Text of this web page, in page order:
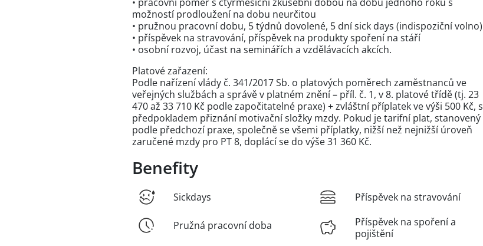
možností prodloužení na dobu neurčitou
• pružnou pracovní dobu, 5 týdnů dovolené, 5 dní sick days (indispoziční volno)
• příspěvek na stravování, příspěvek na produkty spoření na stáří
• osobní rozvoj, účast na seminářích a vzdělávacích akcích.
Platové zařazení:
Podle nařízení vlády č. 341/2017 Sb. o platových poměrech zaměstnanců ve
veřejných službách a správě v platném znění – příl. č. 1, v 8. platové třídě (tj. 23
470 až 33 710 Kč podle započitatelné praxe) + zvláštní příplatek ve výši 500 Kč, s
předpokladem přiznání motivační složky mzdy. Pokud je tarifní plat, stanovený
podle předchozí praxe, společně se všemi příplatky, nižší než nejnižší úroveň
zaručené mzdy pro PT 8, doplácí se do výše 31 360 Kč.
Benefity
Sickdays
Pružná pracovní doba
Příspěvek na stravování
Příspěvek na spoření a
pojištění